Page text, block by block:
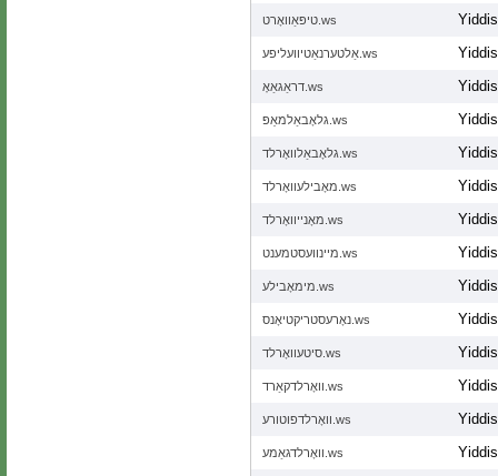
טיפּאַוואָרט.ws
אַלטערנאַטיוועליפע.ws
דראַגאַאָ.ws
גלאָבאַלמאַפּ.ws
גלאָבאַלוואָרלד.ws
מאָבילעוואָרלד.ws
מאָנייוואָרלד.ws
מיינוועסטמענט.ws
מימאָבילע.ws
נאָרעסטריקטיאָנס.ws
סיטעוואָרלד.ws
וואָרלדקאַרד.ws
וואָרלדפוטורע.ws
וואָרלדגאַמע.ws